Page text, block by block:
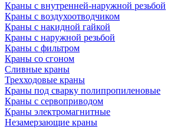
Краны с внутренней-наружной резьбой
Краны с воздухоотводчиком
Краны с накидной гайкой
Краны с наружной резьбой
Краны с фильтром
Краны со сгоном
Сливные краны
Трехходовые краны
Краны под сварку полипропиленовые
Краны с сервоприводом
Краны электромагнитные
Незамерзающие краны